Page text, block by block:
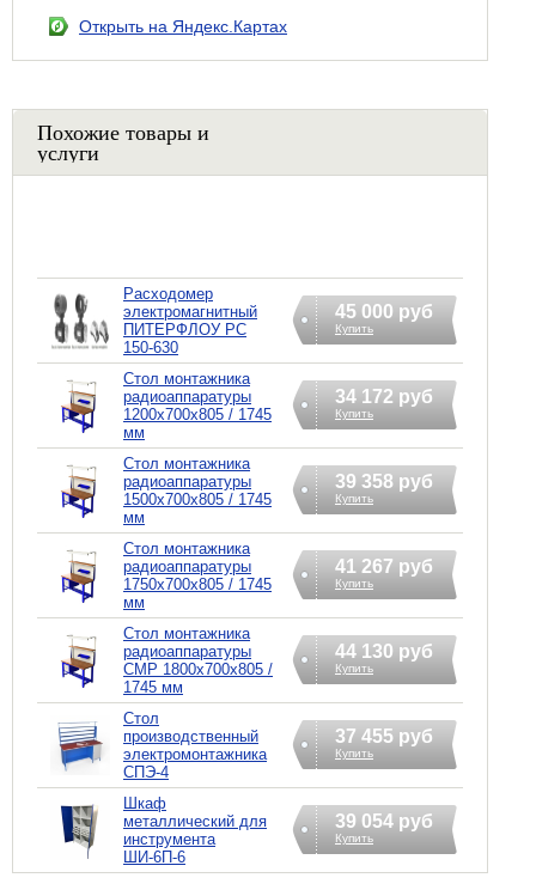
Открыть на Яндекс.Картах
Похожие товары и
услуги
Расходомер
электромагнитный
ПИТЕРФЛОУ РС
150-630
45 000 руб
Купить
Стол монтажника
радиоаппаратуры
1200х700х805 / 1745
мм
34 172 руб
Купить
Стол монтажника
радиоаппаратуры
1500х700х805 / 1745
мм
39 358 руб
Купить
Стол монтажника
радиоаппаратуры
1750х700х805 / 1745
мм
41 267 руб
Купить
Стол монтажника
радиоаппаратуры
СМР 1800х700х805 /
1745 мм
44 130 руб
Купить
Стол
производственный
электромонтажника
СПЭ-4
37 455 руб
Купить
Шкаф
металлический для
инструмента
ШИ-6П-6
39 054 руб
Купить